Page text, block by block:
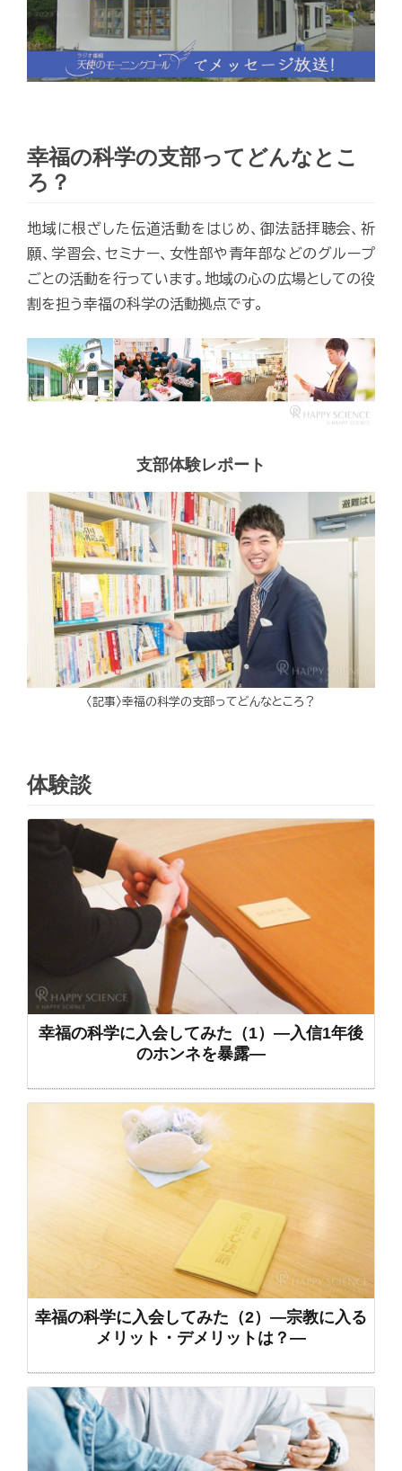
幸福の科学の支部ってどんなとこ
ろ？
地域に根ざした伝道活動をはじめ、御法話拝聴会、祈
願、学習会、セミナー、女性部や青年部などのグループ
ごとの活動を行っています。地域の心の広場としての役
割を担う幸福の科学の活動拠点です。
支部体験レポート
〈記事〉幸福の科学の支部ってどんなところ？
体験談
幸福の科学に入会してみた（1）―入信1年後
のホンネを暴露―
幸福の科学に入会してみた（2）―宗教に入る
メリット・デメリットは？―